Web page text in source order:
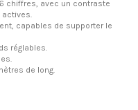
chiffres, avec un contraste
capables de supporter le
réglables.
de long.